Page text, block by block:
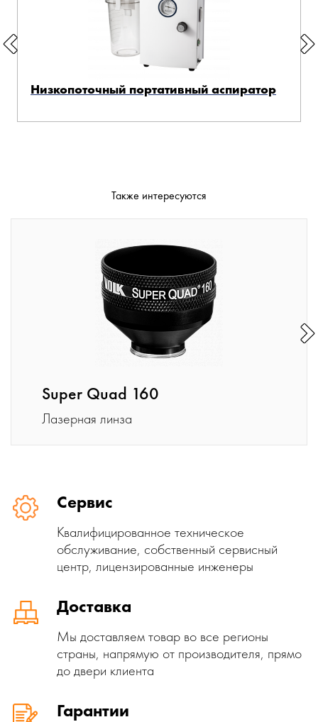
Низкопоточный портативный аспиратор
Также интересуются
Super Quad 160
Лазерная линза
Сервис
Квалифицированное техническое
обслуживание, собственный сервисный
центр, лицензированные инженеры
Доставка
Мы доставляем товар во все регионы
страны, напрямую от производителя, прямо
до двери клиента
Гарантии